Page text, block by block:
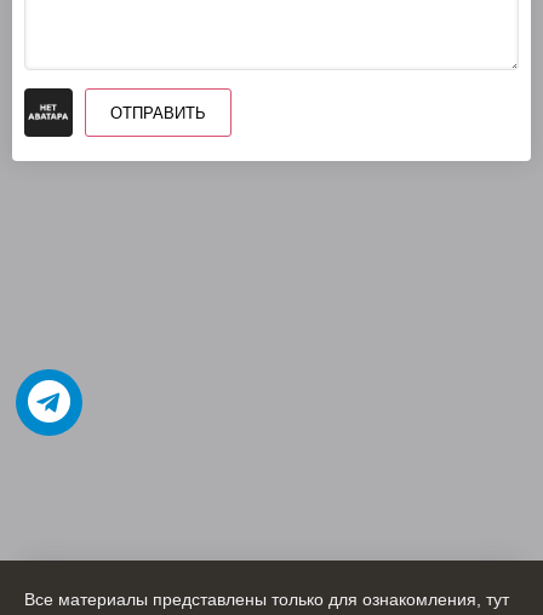
ОТПРАВИТЬ
Все материалы представлены только для ознакомления, тут